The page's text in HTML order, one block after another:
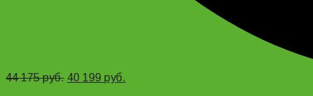
44 175руб. 40 199 руб.